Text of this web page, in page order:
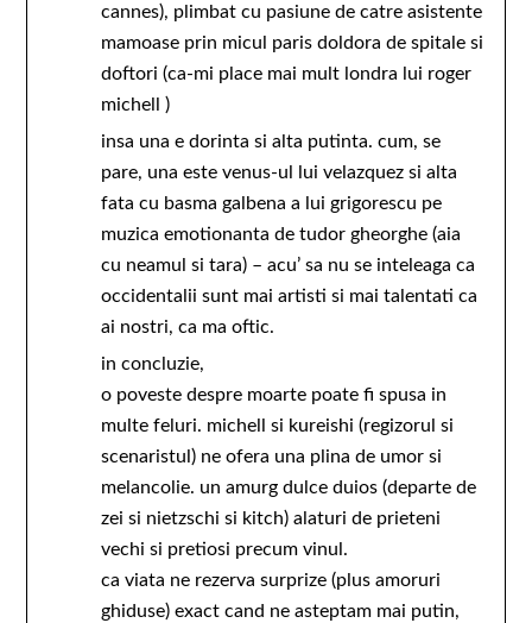
cannes), plimbat cu pasiune de catre asistente
mamoase prin micul paris doldora de spitale si
doftori (ca-mi place mai mult londra lui roger
michell )
insa una e dorinta si alta putinta. cum, se
pare, una este venus-ul lui velazquez si alta
fata cu basma galbena a lui grigorescu pe
muzica emotionanta de tudor gheorghe (aia
cu neamul si tara) – acu’ sa nu se inteleaga ca
occidentalii sunt mai artisti si mai talentati ca
ai nostri, ca ma oftic.
in concluzie,
o poveste despre moarte poate fi spusa in
multe feluri. michell si kureishi (regizorul si
scenaristul) ne ofera una plina de umor si
melancolie. un amurg dulce duios (departe de
zei si nietzschi si kitch) alaturi de prieteni
vechi si pretiosi precum vinul.
ca viata ne rezerva surprize (plus amoruri
ghiduse) exact cand ne asteptam mai putin,